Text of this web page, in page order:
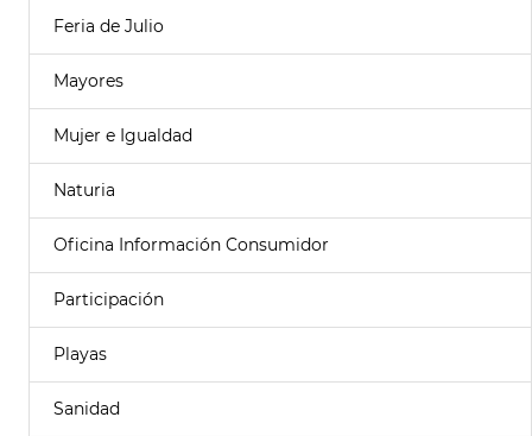
Feria de Julio
Mayores
Mujer e Igualdad
Naturia
Oficina Información Consumidor
Participación
Playas
Sanidad